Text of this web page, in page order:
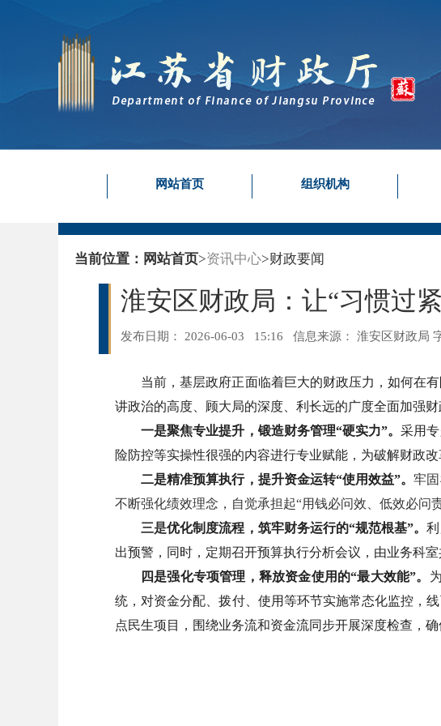
网站首页 组织机构
当前位置： 网站首页>资讯中心>财政要闻
淮安区财政局：让“习惯过
发布日期： 2026-06-03 15:16 信息来源： 淮安区财政局
当前，基层政府正面临着巨大的财政压力，如何在
讲政治的高度、顾大局的深度、利长远的广度全面加强
一是聚焦专业提升，锻造财务管理“硬实力”。采用
险防控等实操性很强的内容进行专业赋能，为破解财政改
二是精准预算执行，提升资金运转“使用效益”。牢
不断强化绩效理念，自觉承担起“用钱必问效、低效必问
三是优化制度流程，筑牢财务运行的“规范根基”。
出预警，同时，定期召开预算执行分析会议，由业务科
四是强化专项管理，释放资金使用的“最大效能”。
统，对资金分配、拨付、使用等环节实施常态化监控，
点民生项目，围绕业务流和资金流同步开展深度检查，